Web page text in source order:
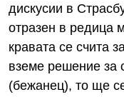
дискусии в
отразен в редица
кравата се счита
вземе решение за
(бежанец), то ще